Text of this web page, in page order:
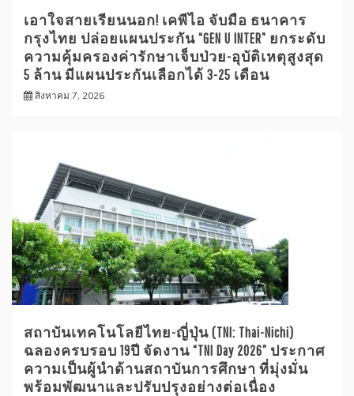
เอาใจสายเรียนนอก! เคพีไอ จับมือ ธนาคาร
กรุงไทย ปล่อยแผนประกัน “GEN U INTER” ยกระดับ
ความคุ้มครองค่ารักษาเจ็บป่วย-อุบัติเหตุสูงสุด
5 ล้าน มีแผนประกันเลือกได้ 3-25 เดือน
สิงหาคม 7, 2026
สถาบันเทคโนโลยีไทย-ญี่ปุ่น (TNI: Thai-Nichi)
ฉลองครบรอบ 19ปี จัดงาน “TNI Day 2026” ประกาศ
ความเป็นผู้นำด้านสถาบันการศึกษา ที่มุ่งมั่น
พร้อมพัฒนาและปรับปรุงอย่างต่อเนื่อง